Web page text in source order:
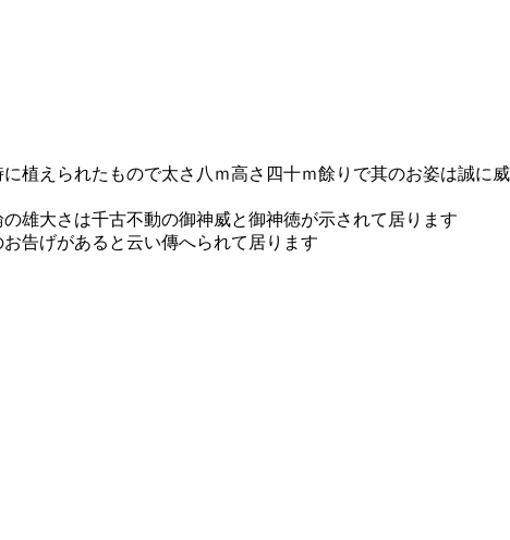
植えられたもので太さ八ｍ高さ四十ｍ餘りで其のお姿は誠に威
雄大さは千古不動の御神威と御神徳が示されて居ります
告げがあると云い傳へられて居ります